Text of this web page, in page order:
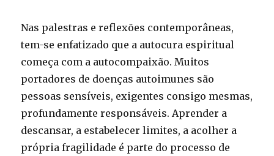
Nas palestras e reflexões contemporâneas,
tem-se enfatizado que a autocura espiritual
começa com a autocompaixão. Muitos
portadores de doenças autoimunes são
pessoas sensíveis, exigentes consigo mesmas,
profundamente responsáveis. Aprender a
descansar, a estabelecer limites, a acolher a
própria fragilidade é parte do processo de